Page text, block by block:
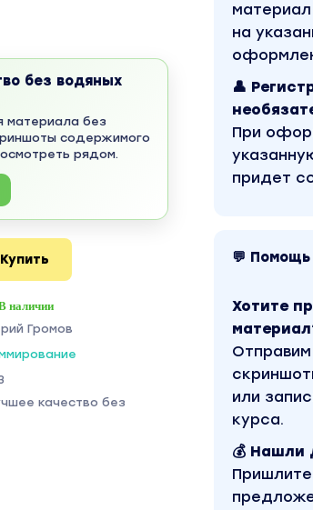
без водяных
материала без
содержимого
рядом.
Купить
наличии
Громов
качество без
на
👤
При
придет
💬
Хотите
или
курса.
💰 Нашли